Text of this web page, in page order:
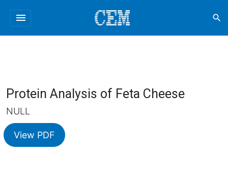
menu search
Protein Analysis of Feta Cheese
NULL
View PDF